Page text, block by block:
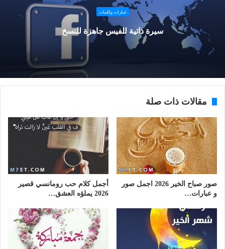
عبارات وكلمات
سيرة ذاتية للفيس جاهزة للنسخ
مقالات ذات صلة
صور صباح الخير 2026 اجمل صور
و عبارات…
أجمل كلام حب رومانسي قصير
2026 يملؤه العشق…